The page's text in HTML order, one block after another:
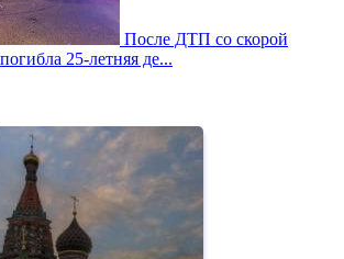
После ДТП со скорой
25-летняя де...